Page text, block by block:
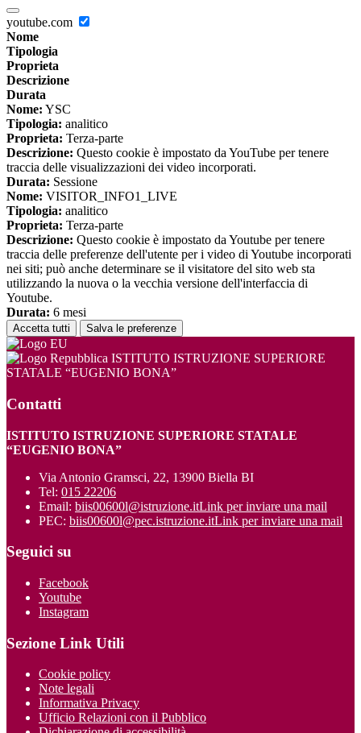
youtube.com
Nome
Tipologia
Proprieta
Descrizione
Durata
Nome: YSC
Tipologia: analitico
Proprieta: Terza-parte
Descrizione: Questo cookie è impostato da YouTube per tenere
traccia delle visualizzazioni dei video incorporati.
Durata: Sessione
Nome: VISITOR_INFO1_LIVE
Tipologia: analitico
Proprieta: Terza-parte
Descrizione: Questo cookie è impostato da Youtube per tenere
traccia delle preferenze dell'utente per i video di Youtube incorporati
nei siti; può anche determinare se il visitatore del sito web sta
utilizzando la nuova o la vecchia versione dell'interfaccia di
Youtube.
Durata: 6 mesi
Accetta tutti Salva le preferenze
ISTITUTO ISTRUZIONE SUPERIORE
STATALE “EUGENIO BONA”
Contatti
ISTITUTO ISTRUZIONE SUPERIORE STATALE
“EUGENIO BONA”
Via Antonio Gramsci, 22, 13900 Biella BI
Tel: 015 22206
Email: biis00600l@istruzione.itLink per inviare una mail
PEC: biis00600l@pec.istruzione.itLink per inviare una mail
Seguici su
Facebook
Youtube
Instagram
Sezione Link Utili
Cookie policy
Note legali
Informativa Privacy
Ufficio Relazioni con il Pubblico